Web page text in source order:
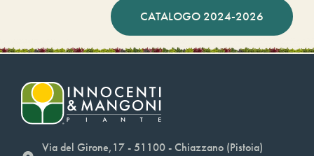
CATALOGO 2024-2026
Via del Girone,17 - 51100 - Chiazzano (Pistoia)